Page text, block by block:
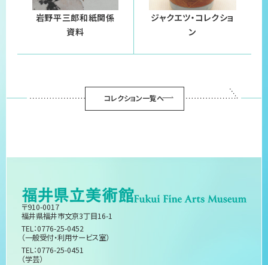
岩野平三郎和紙関係
資料
ジャクエツ・コレクショ
ン
コレクション一覧へ
〒910-0017
福井県福井市文京3丁目16-1
TEL：0776-25-0452
（一般受付・利用サービス室）
TEL：0776-25-0451
（学芸）